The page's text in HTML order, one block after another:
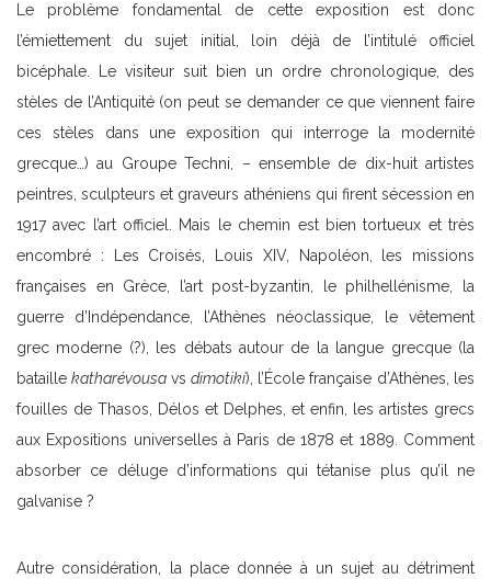
Le problème fondamental de cette exposition est donc
l’émiettement du sujet initial, loin déjà de l’intitulé officiel
bicéphale. Le visiteur suit bien un ordre chronologique, des
stèles de l’Antiquité (on peut se demander ce que viennent faire
ces stèles dans une exposition qui interroge la modernité
grecque…) au Groupe Techni, – ensemble de dix-huit artistes
peintres, sculpteurs et graveurs athéniens qui firent sécession en
1917 avec l’art officiel. Mais le chemin est bien tortueux et très
encombré : Les Croisés, Louis XIV, Napoléon, les missions
françaises en Grèce, l’art post-byzantin, le philhellénisme, la
guerre d’Indépendance, l’Athènes néoclassique, le vêtement
grec moderne (?), les débats autour de la langue grecque (la
bataillekatharévousa vs dimotikí), l’École française d’Athènes, les
fouilles de Thasos, Délos et Delphes, et enfin, les artistes grecs
aux Expositions universelles à Paris de 1878 et 1889. Comment
absorber ce déluge d’informations qui tétanise plus qu’il ne
galvanise ?
Autre considération, la place donnée à un sujet au détriment